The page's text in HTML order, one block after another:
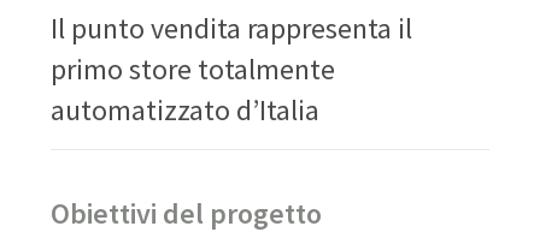
Il punto vendita rappresenta il
primo store totalmente
automatizzato d’Italia
Obiettivi del progetto